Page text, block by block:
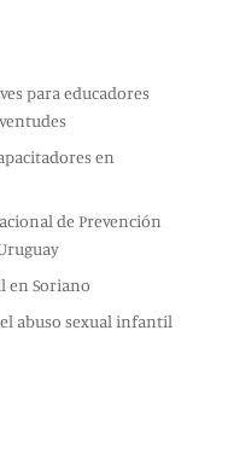
para educadores
en
de Prevención
en Soriano
abuso sexual infantil